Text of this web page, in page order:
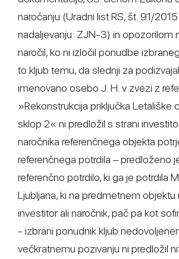
naročanju (Uradni list RS, št. 91/
nadaljevanju: ZJN-3) in opozorilom
naročil, ko ni izločil ponudbe
to kljub temu, da slednji za
imenovano osebo J. H. v zvezi z
»Rekonstrukcija priključka Letališke
sklop 2« ni predložil s strani
naročnika referenčnega objekta
referenčnega potrdila – predloženo
referenčno potrdilo, ki ga je potrdila
Ljubljana, ki na predmetnem
investitor ali naročnik, pač pa kot
- izbrani ponudnik kljub
večkratnemu pozivanju ni predložil